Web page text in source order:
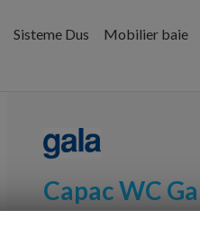
Sisteme Dus Mobilier baie
Capac WC